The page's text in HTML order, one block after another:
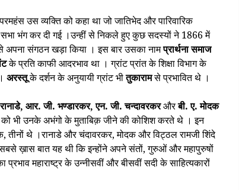
उस व्यक्ति को कहा था जो जातिभेद और पारिवारिक
भंग कर दी गई ।उन्हीं से निकले हुए कुछ सदस्यों ने 1866 में
अपना संगठन खड़ा किया । इस बार उसका नामप्रार्थना समाज
के प्रति काफी आदरभाव था । ग्रांट प्रांत के शिक्षा विभाग के
अरस्तूके दर्शन के अनुयायी ग्रांट भीतुकारामसे प्रभावित थे ।
आर. जी. भण्डारकर, एन. जी. चन्दावरकरऔरबी. ए. मोदक
को भी उनके अभंगो के मुताबिक़ जीने की कोशिश करते थे । इन
तीनों थे ।रानाडे और चंदावरकर, मोदक और विट्ठल रामजी शिंदे
ख़ास बात यह थी कि इन्होंने अपने संतों, गुरुओं और महापुरुषों
महाराष्ट्र के उन्नीसवीं और बीसवीं सदी के साहित्यकारों